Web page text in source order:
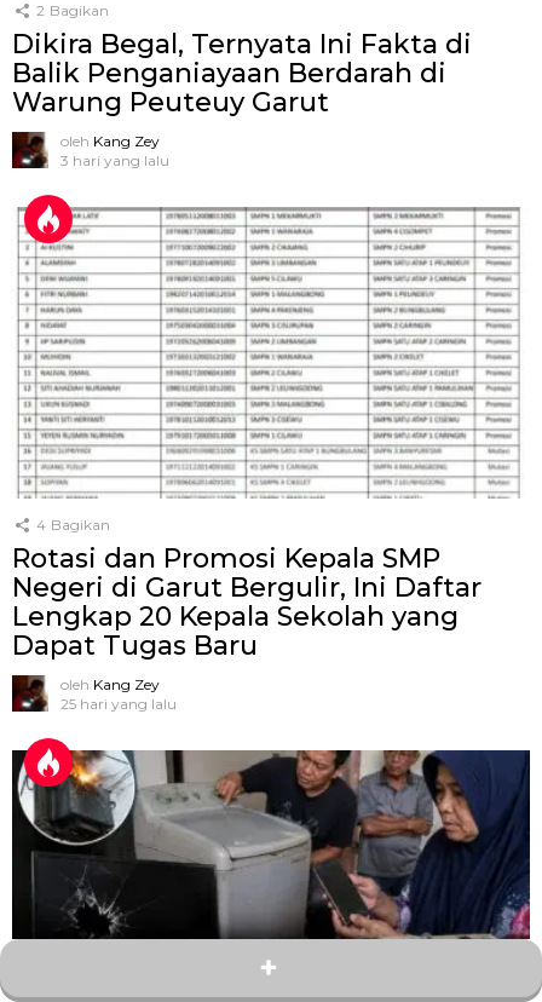
2 Bagikan
Dikira Begal, Ternyata Ini Fakta di
Balik Penganiayaan Berdarah di
Warung Peuteuy Garut
oleh Kang Zey
3 hari yang lalu
4 Bagikan
Rotasi dan Promosi Kepala SMP
Negeri di Garut Bergulir, Ini Daftar
Lengkap 20 Kepala Sekolah yang
Dapat Tugas Baru
oleh Kang Zey
25 hari yang lalu